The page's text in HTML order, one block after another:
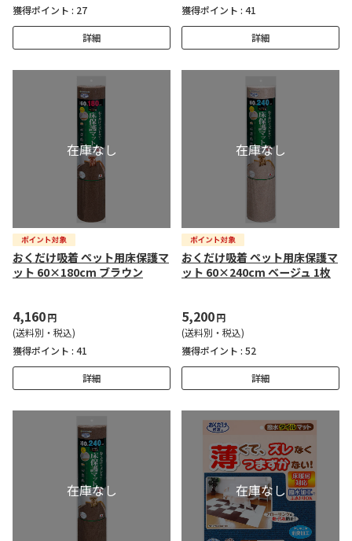
獲得ポイント : 27
詳細
獲得ポイント : 41
詳細
おくだけ吸着 ペット用床保護マ
ット 60×180cm ブラウン
4,160円
(送料別・税込)
獲得ポイント : 41
詳細
おくだけ吸着 ペット用床保護マ
ット 60×240cm ベージュ 1枚
5,200円
(送料別・税込)
獲得ポイント : 52
詳細